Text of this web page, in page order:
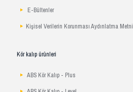
E-Bültenler
Kişisel Verilerin Korunması Aydınlatma Metni
Kör kalıp ürünleri
ABS Kör Kalıp - Plus